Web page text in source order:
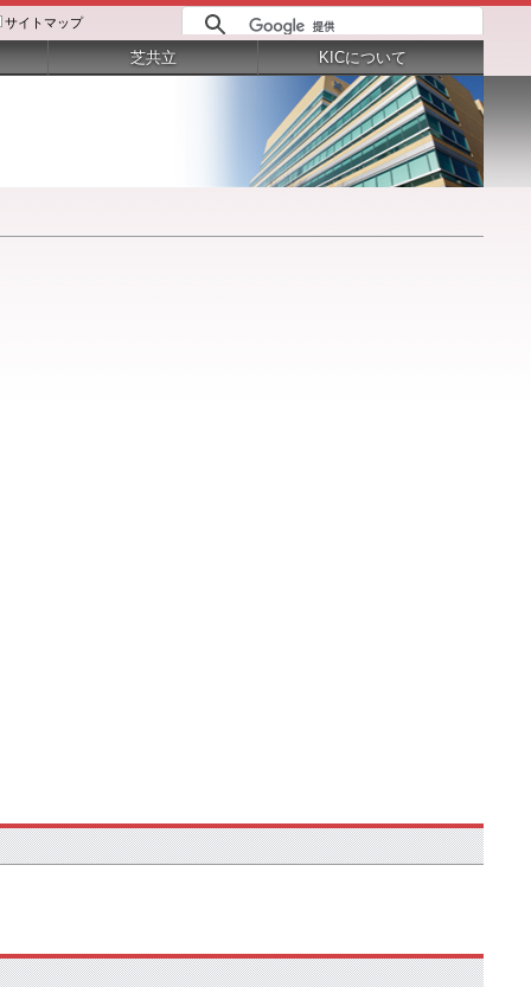
サイトマップ
芝共立 KICについて